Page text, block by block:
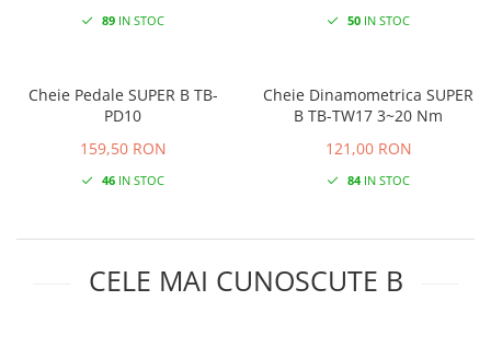
89IN STOC 50IN STOC
Cheie Pedale SUPER B TB-
PD10
159,50 RON
46IN STOC
Cheie Dinamometrica SUPER
B TB-TW17 3~20 Nm
121,00 RON
84IN STOC
CELE MAI CUNOSCUTE B